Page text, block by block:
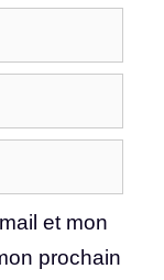
et mon
prochain